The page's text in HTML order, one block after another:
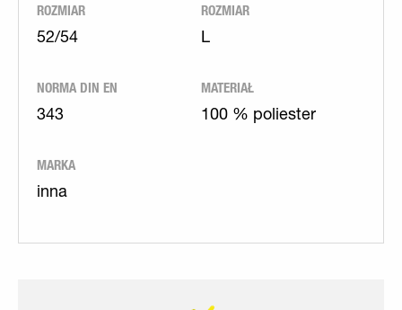
ROZMIAR
52/54
ROZMIAR
L
NORMA DIN EN
343
MATERIAŁ
100 % poliester
MARKA
inna